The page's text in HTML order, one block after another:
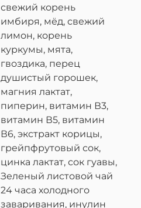
свежий корень
имбиря, мёд, свежий
лимон, корень
куркумы, мята,
гвоздика, перец
душистый горошек,
магния лактат,
пиперин, витамин В3,
витамин В5, витамин
В6, экстракт корицы,
грейпфрутовый сок,
цинка лактат, сок гуавы,
Зеленый листовой чай
24 часа холодного
заваривания, инулин